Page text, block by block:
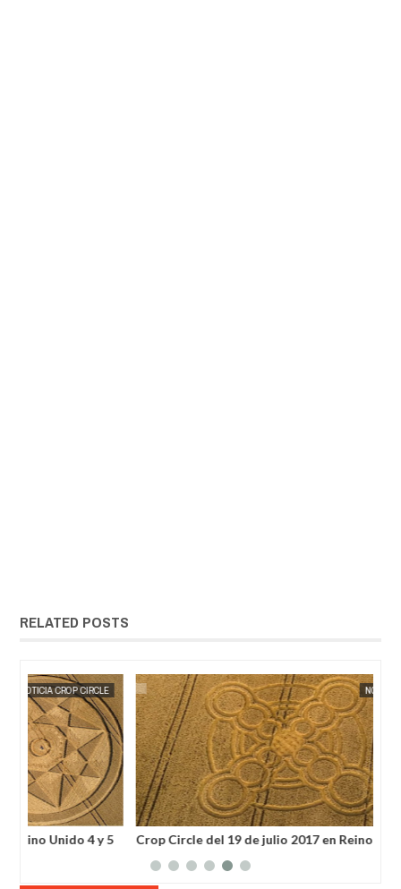
RELATED POSTS
2017 AUG 09, 2017
NOTICIA CROP CIRCLE
Crop Circle del 19 de julio 2017 en Reino Unido